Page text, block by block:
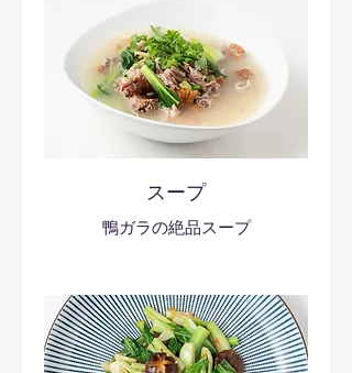
スープ
鴨ガラの絶品スープ